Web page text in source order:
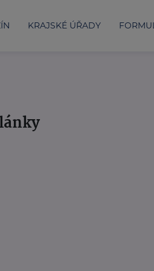
KRAJSKÉ ÚŘADY